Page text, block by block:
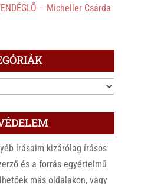
– Micheller Csárda
írásaim kizárólag írásos
és a forrás egyértelmű
más oldalakon, vagy